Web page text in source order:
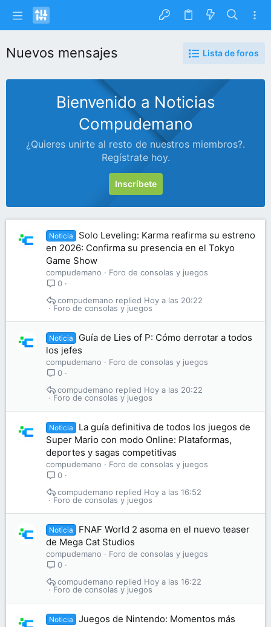
Nuevos mensajes Lista de foros
Bienvenido a Noticias
Compudemano
¿Quieres unirte al resto de nuestros miembros?.
Regístrate hoy.
Inscríbete
Noticia
Solo Leveling: Karma reafirma su estreno
en 2026: Confirma su presencia en el Tokyo
Game Show
compudemano
Foro de consolas y juegos
0
Foro de consolas y juegos
Hoy a las 20:22
compudemano
Noticia
Guía de Lies of P: Cómo derrotar a todos
los jefes
compudemano
Foro de consolas y juegos
0
Foro de consolas y juegos
Hoy a las 20:22
compudemano
Noticia
La guía definitiva de todos los juegos de
Super Mario con modo Online: Plataformas,
deportes y sagas competitivas
compudemano
Foro de consolas y juegos
0
Foro de consolas y juegos
Hoy a las 16:52
compudemano
Noticia
FNAF World 2 asoma en el nuevo teaser
de Mega Cat Studios
compudemano
Foro de consolas y juegos
0
Foro de consolas y juegos
Hoy a las 16:22
compudemano
Noticia
Juegos de Nintendo: Momentos más